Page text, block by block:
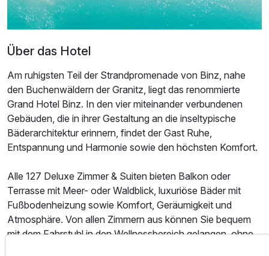
Ausstattung
Für 4 Tage p.P. ab
Über das Hotel
Am ruhigsten Teil der Strandpromenade von Binz, nahe
den Buchenwäldern der Granitz, liegt das renommierte
Grand Hotel Binz. In den vier miteinander verbundenen
Gebäuden, die in ihrer Gestaltung an die inseltypische
Bäderarchitektur erinnern, findet der Gast Ruhe,
Entspannung und Harmonie sowie den höchsten Komfort.
Alle 127 Deluxe Zimmer & Suiten bieten Balkon oder
Terrasse mit Meer- oder Waldblick, luxuriöse Bäder mit
Fußbodenheizung sowie Komfort, Geräumigkeit und
Atmosphäre. Von allen Zimmern aus können Sie bequem
mit dem Fahrstuhl in den Wellnessbereich gelangen, ohne